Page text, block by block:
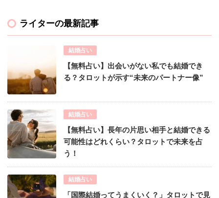
ライターの最新記事
結婚占い
【無料占い】出会いがない私でも結婚でき
る？タロットが示す“未来のパートナー像”
結婚占い
【無料占い】長年の片思い相手と結婚できる
可能性はどれくらい？タロットで未来を占
う！
結婚占い
「国際結婚ってうまくいく？」タロットで見